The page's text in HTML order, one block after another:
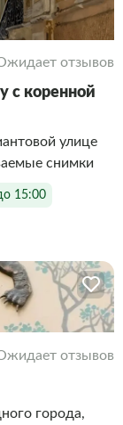
отзывов
с коренной
улице
снимки
15:00
отзывов
города,